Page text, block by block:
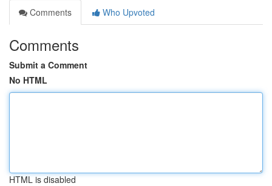
Comments
Who Upvoted
Comments
Submit a Comment
No HTML
HTML is disabled